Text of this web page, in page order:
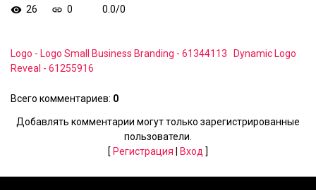
26 0 0.0/0
Logo - Logo Small Business Branding - 61344113
Dynamic Logo
Reveal - 61255916
Всего комментариев: 0
Добавлять комментарии могут только зарегистрированные
пользователи.
[ Регистрация Вход ]